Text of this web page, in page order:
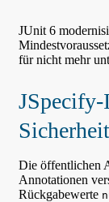
JUnit 6
für nicht mehr
Sicherheit
Die öffentlichen
Annotationen
Rückgabewerte